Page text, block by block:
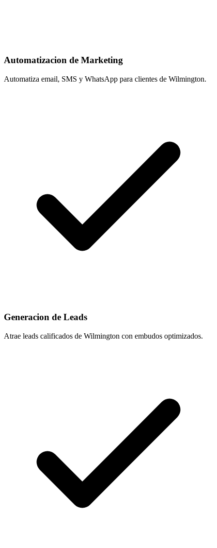
Automatizacion de Marketing
Automatiza email, SMS y WhatsApp para clientes de Wilmington.
Generacion de Leads
Atrae leads calificados de Wilmington con embudos optimizados.